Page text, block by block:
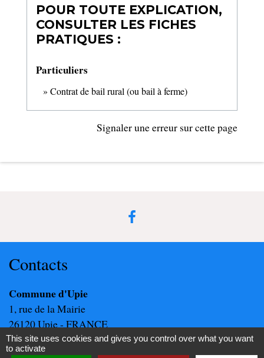
POUR TOUTE EXPLICATION,
CONSULTER LES FICHES
PRATIQUES :
Particuliers
Contrat de bail rural (ou bail à ferme)
Signaler une erreur sur cette page
Contacts
Commune d'Upie
1, rue de la Mairie
26120 Upie - FRANCE
+33 4 75 84 45 30
This site uses cookies and gives you control over what you want
to activate